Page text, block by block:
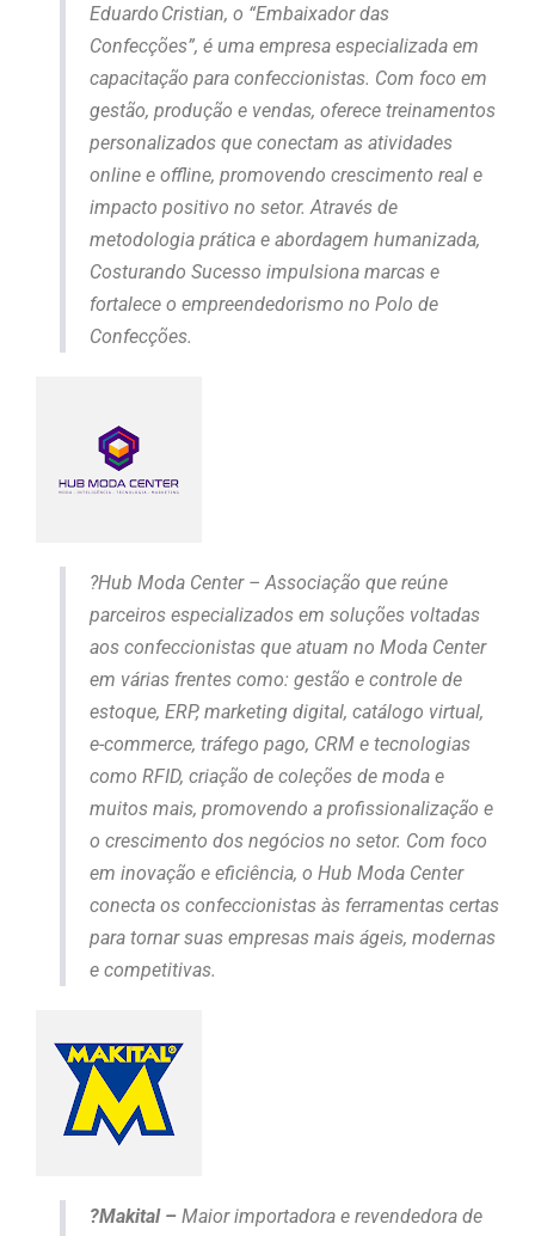
Eduardo Cristian, o “Embaixador das
Confecções”, é uma empresa especializada em
capacitação para confeccionistas. Com foco em
gestão, produção e vendas, oferece treinamentos
personalizados que conectam as atividades
online e offline, promovendo crescimento real e
impacto positivo no setor. Através de
metodologia prática e abordagem humanizada,
Costurando Sucesso impulsiona marcas e
fortalece o empreendedorismo no Polo de
Confecções.
?Hub Moda Center – Associação que reúne
parceiros especializados em soluções voltadas
aos confeccionistas que atuam no Moda Center
em várias frentes como: gestão e controle de
estoque, ERP, marketing digital, catálogo virtual,
e-commerce, tráfego pago, CRM e tecnologias
como RFID, criação de coleções de moda e
muitos mais, promovendo a profissionalização e
o crescimento dos negócios no setor. Com foco
em inovação e eficiência, o Hub Moda Center
conecta os confeccionistas às ferramentas certas
para tornar suas empresas mais ágeis, modernas
e competitivas.
?Makital – Maior importadora e revendedora de